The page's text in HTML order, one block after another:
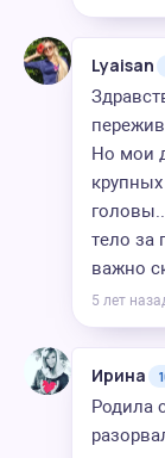
Lyaisan
Но мои
тело за
важно
5 лет
Ирина
Родила